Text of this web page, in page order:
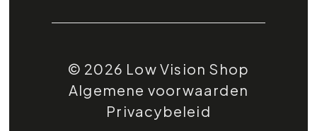
© 2026 Low Vision Shop
Algemene voorwaarden
Privacybeleid